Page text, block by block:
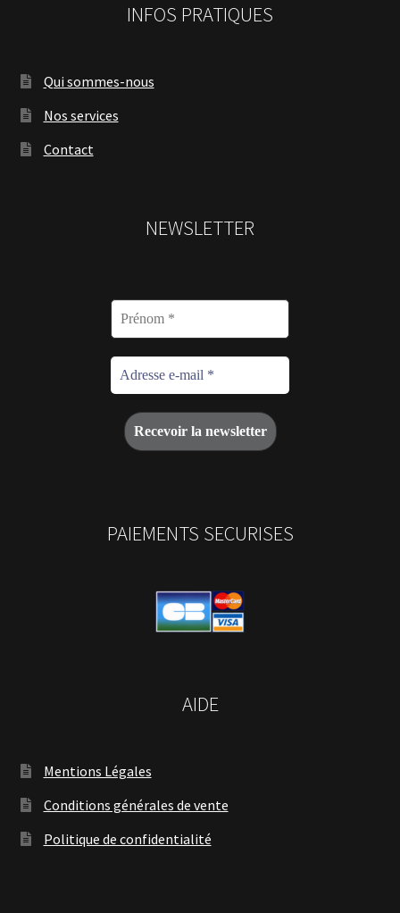
INFOS PRATIQUES
Qui sommes-nous
Nos services
Contact
NEWSLETTER
PAIEMENTS SECURISES
AIDE
Mentions Légales
Conditions générales de vente
Politique de confidentialité